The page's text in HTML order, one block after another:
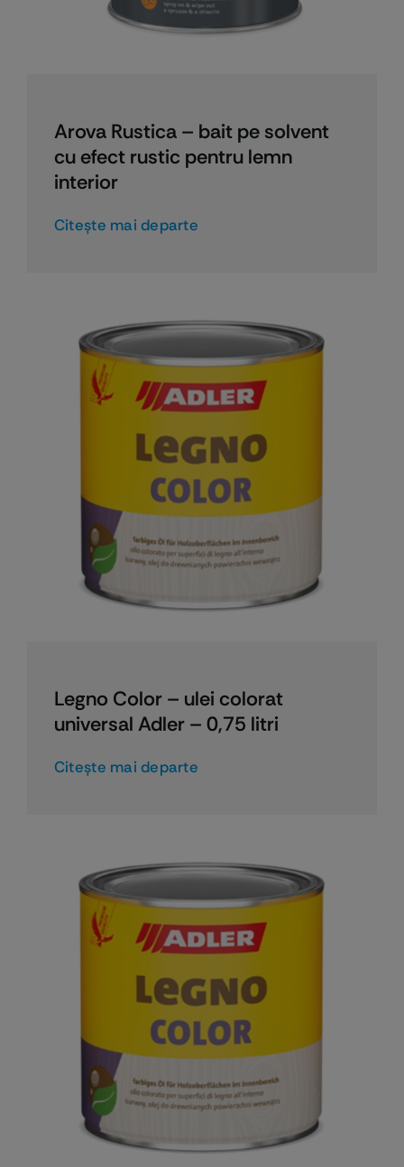
Arova Rustica – bait pe solvent
cu efect rustic pentru lemn
interior
Citeşte mai departe
Legno Color – ulei colorat
universal Adler – 0,75 litri
Citeşte mai departe